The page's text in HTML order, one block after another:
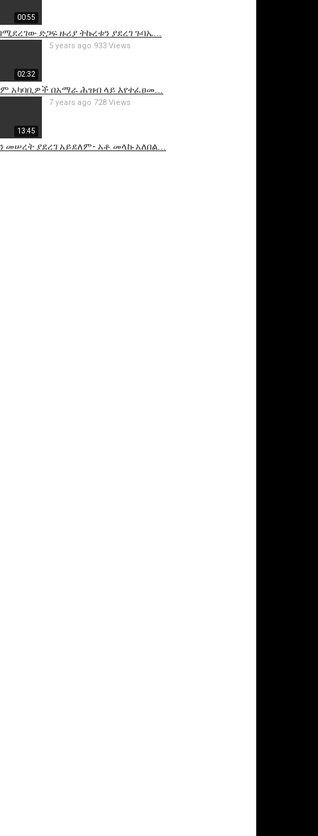
00:55
ድጋፍ ዙሪያ ትኩረቱን ያደረገ ጉባኤ...
02:32
አካባቢዎች በአማራ ሕዝብ ላይ እየተፈፀመ...
5 years ago 933 Views
13:45
መሠረት ያደረገ አይደለም- አቶ መላኩ አለበል...
7 years ago 728 Views